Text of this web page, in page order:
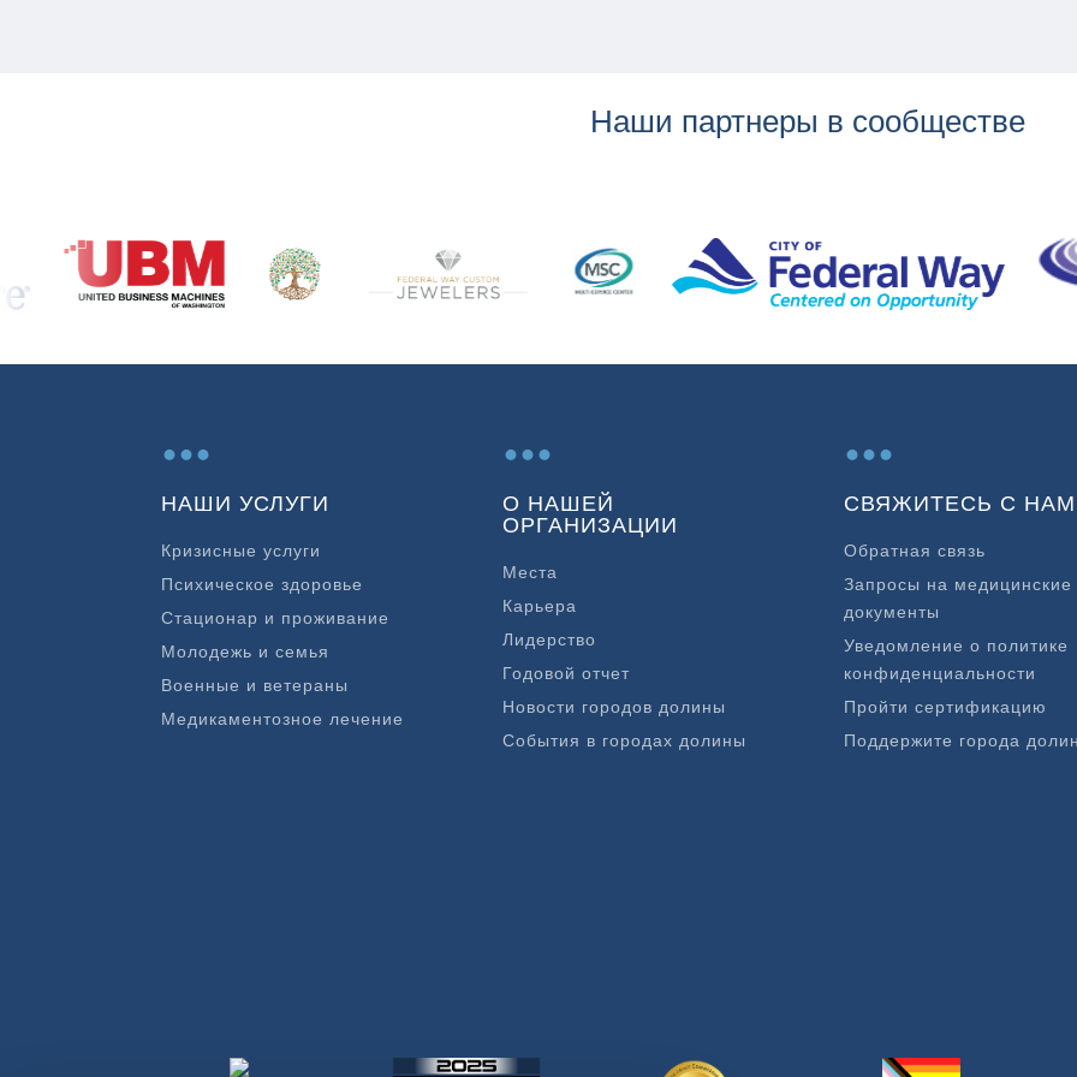
Наши партнеры в сообществе
...
НАШИ УСЛУГИ
Кризисные услуги
Психическое здоровье
Стационар и проживание
Молодежь и семья
Военные и ветераны
Медикаментозное лечение
...
О НАШЕЙ
ОРГАНИЗАЦИИ
Места
Карьера
Лидерство
Годовой отчет
Новости городов долины
События в городах долины
...
СВЯЖИТЕСЬ С
Обратная связь
Запросы на медицинские
документы
Уведомление о политике
конфиденциальности
Пройти сертификацию
Поддержите города